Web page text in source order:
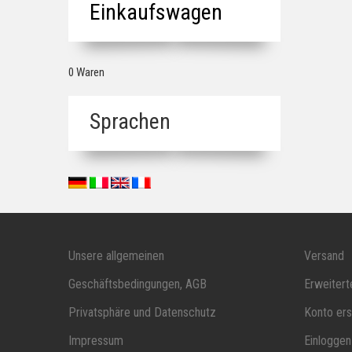
Einkaufswagen
0 Waren
Sprachen
Unsere allgemeinen
Geschäftsbedingungen, AGB
Privatsphäre und Datenschutz
Impressum
Versand
Konto
Einloggen